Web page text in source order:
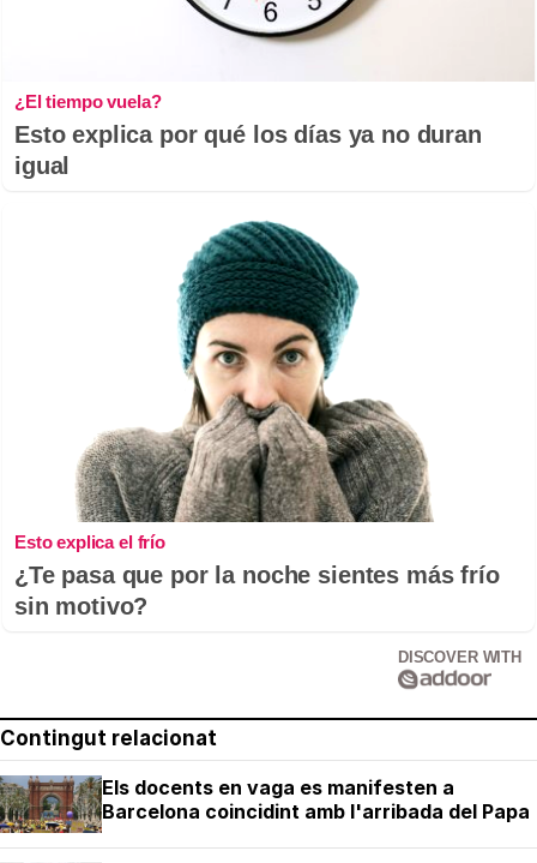
¿El tiempo vuela?
Esto explica por qué los días ya no duran
igual
Esto explica el frío
¿Te pasa que por la noche sientes más frío
sin motivo?
DISCOVER WITH
Contingut relacionat
Els docents en vaga es manifesten a
Barcelona coincidint amb l'arribada del Papa